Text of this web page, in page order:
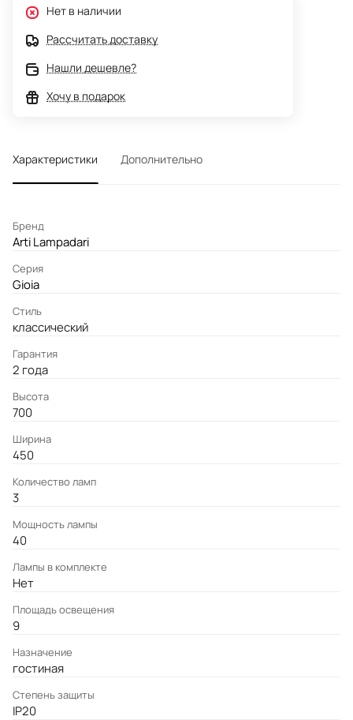
Нет в наличии
Рассчитать доставку
Нашли дешевле?
Хочу в подарок
Характеристики Дополнительно
Бренд
Arti Lampadari
Серия
Gioia
Стиль
классический
Гарантия
2 года
Высота
700
Ширина
450
Количество ламп
3
Мощность лампы
40
Лампы в комплекте
Нет
Площадь освещения
9
Назначение
гостиная
Степень защиты
IP20